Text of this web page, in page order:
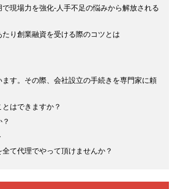
現場力を強化-人手不足の悩みから解放される
り創業融資を受ける際のコツとは
す。その際、会社設立の手続きを専門家に頼
はできますか？
て代理でやって頂けませんか？